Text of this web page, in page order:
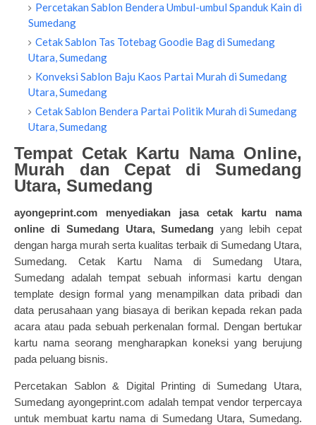
Percetakan Sablon Bendera Umbul-umbul Spanduk Kain di
Sumedang
Cetak Sablon Tas Totebag Goodie Bag di Sumedang
Utara, Sumedang
Konveksi Sablon Baju Kaos Partai Murah di Sumedang
Utara, Sumedang
Cetak Sablon Bendera Partai Politik Murah di Sumedang
Utara, Sumedang
Tempat Cetak Kartu Nama Online,
Murah dan Cepat di Sumedang
Utara, Sumedang
ayongeprint.com menyediakan jasacetak kartu nama
online di Sumedang Utara, Sumedang yang lebih cepat
dengan harga murah serta kualitas terbaik di Sumedang Utara,
Sumedang. Cetak Kartu Nama di Sumedang Utara,
Sumedang adalah tempat sebuah informasi kartu dengan
template design formal yang menampilkan data pribadi dan
data perusahaan yang biasaya di berikan kepada rekan pada
acara atau pada sebuah perkenalan formal. Dengan bertukar
kartu nama seorang mengharapkan koneksi yang berujung
pada peluang bisnis.
Percetakan Sablon & Digital Printing di Sumedang Utara,
Sumedang ayongeprint.com adalah tempat vendor terpercaya
untuk membuat kartu nama di Sumedang Utara, Sumedang.